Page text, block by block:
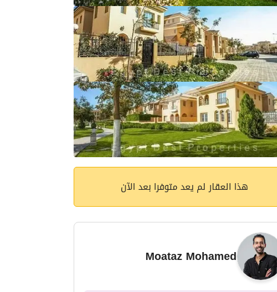
هذا العقار لم يعد متوفرا بعد الآن
Moataz Mohamed